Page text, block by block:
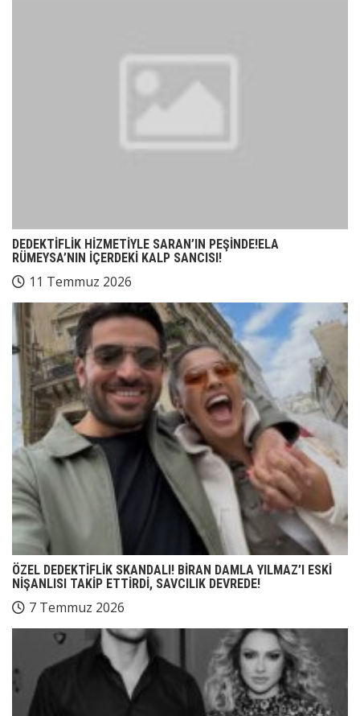
DEDEKTİFLİK HİZMETİYLE SARAN’IN PEŞİNDE!ELA
RÜMEYSA’NIN İÇERDEKİ KALP SANCISI!
11 Temmuz 2026
ÖZEL DEDEKTİFLİK SKANDALI! BİRAN DAMLA YILMAZ’I ESKİ
NİŞANLISI TAKİP ETTİRDİ, SAVCILIK DEVREDE!
7 Temmuz 2026